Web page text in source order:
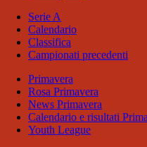
Serie A
Calendario
Classifica
Campionati precedenti
Primavera
Rosa Primavera
News Primavera
Calendario e risultati
Youth League